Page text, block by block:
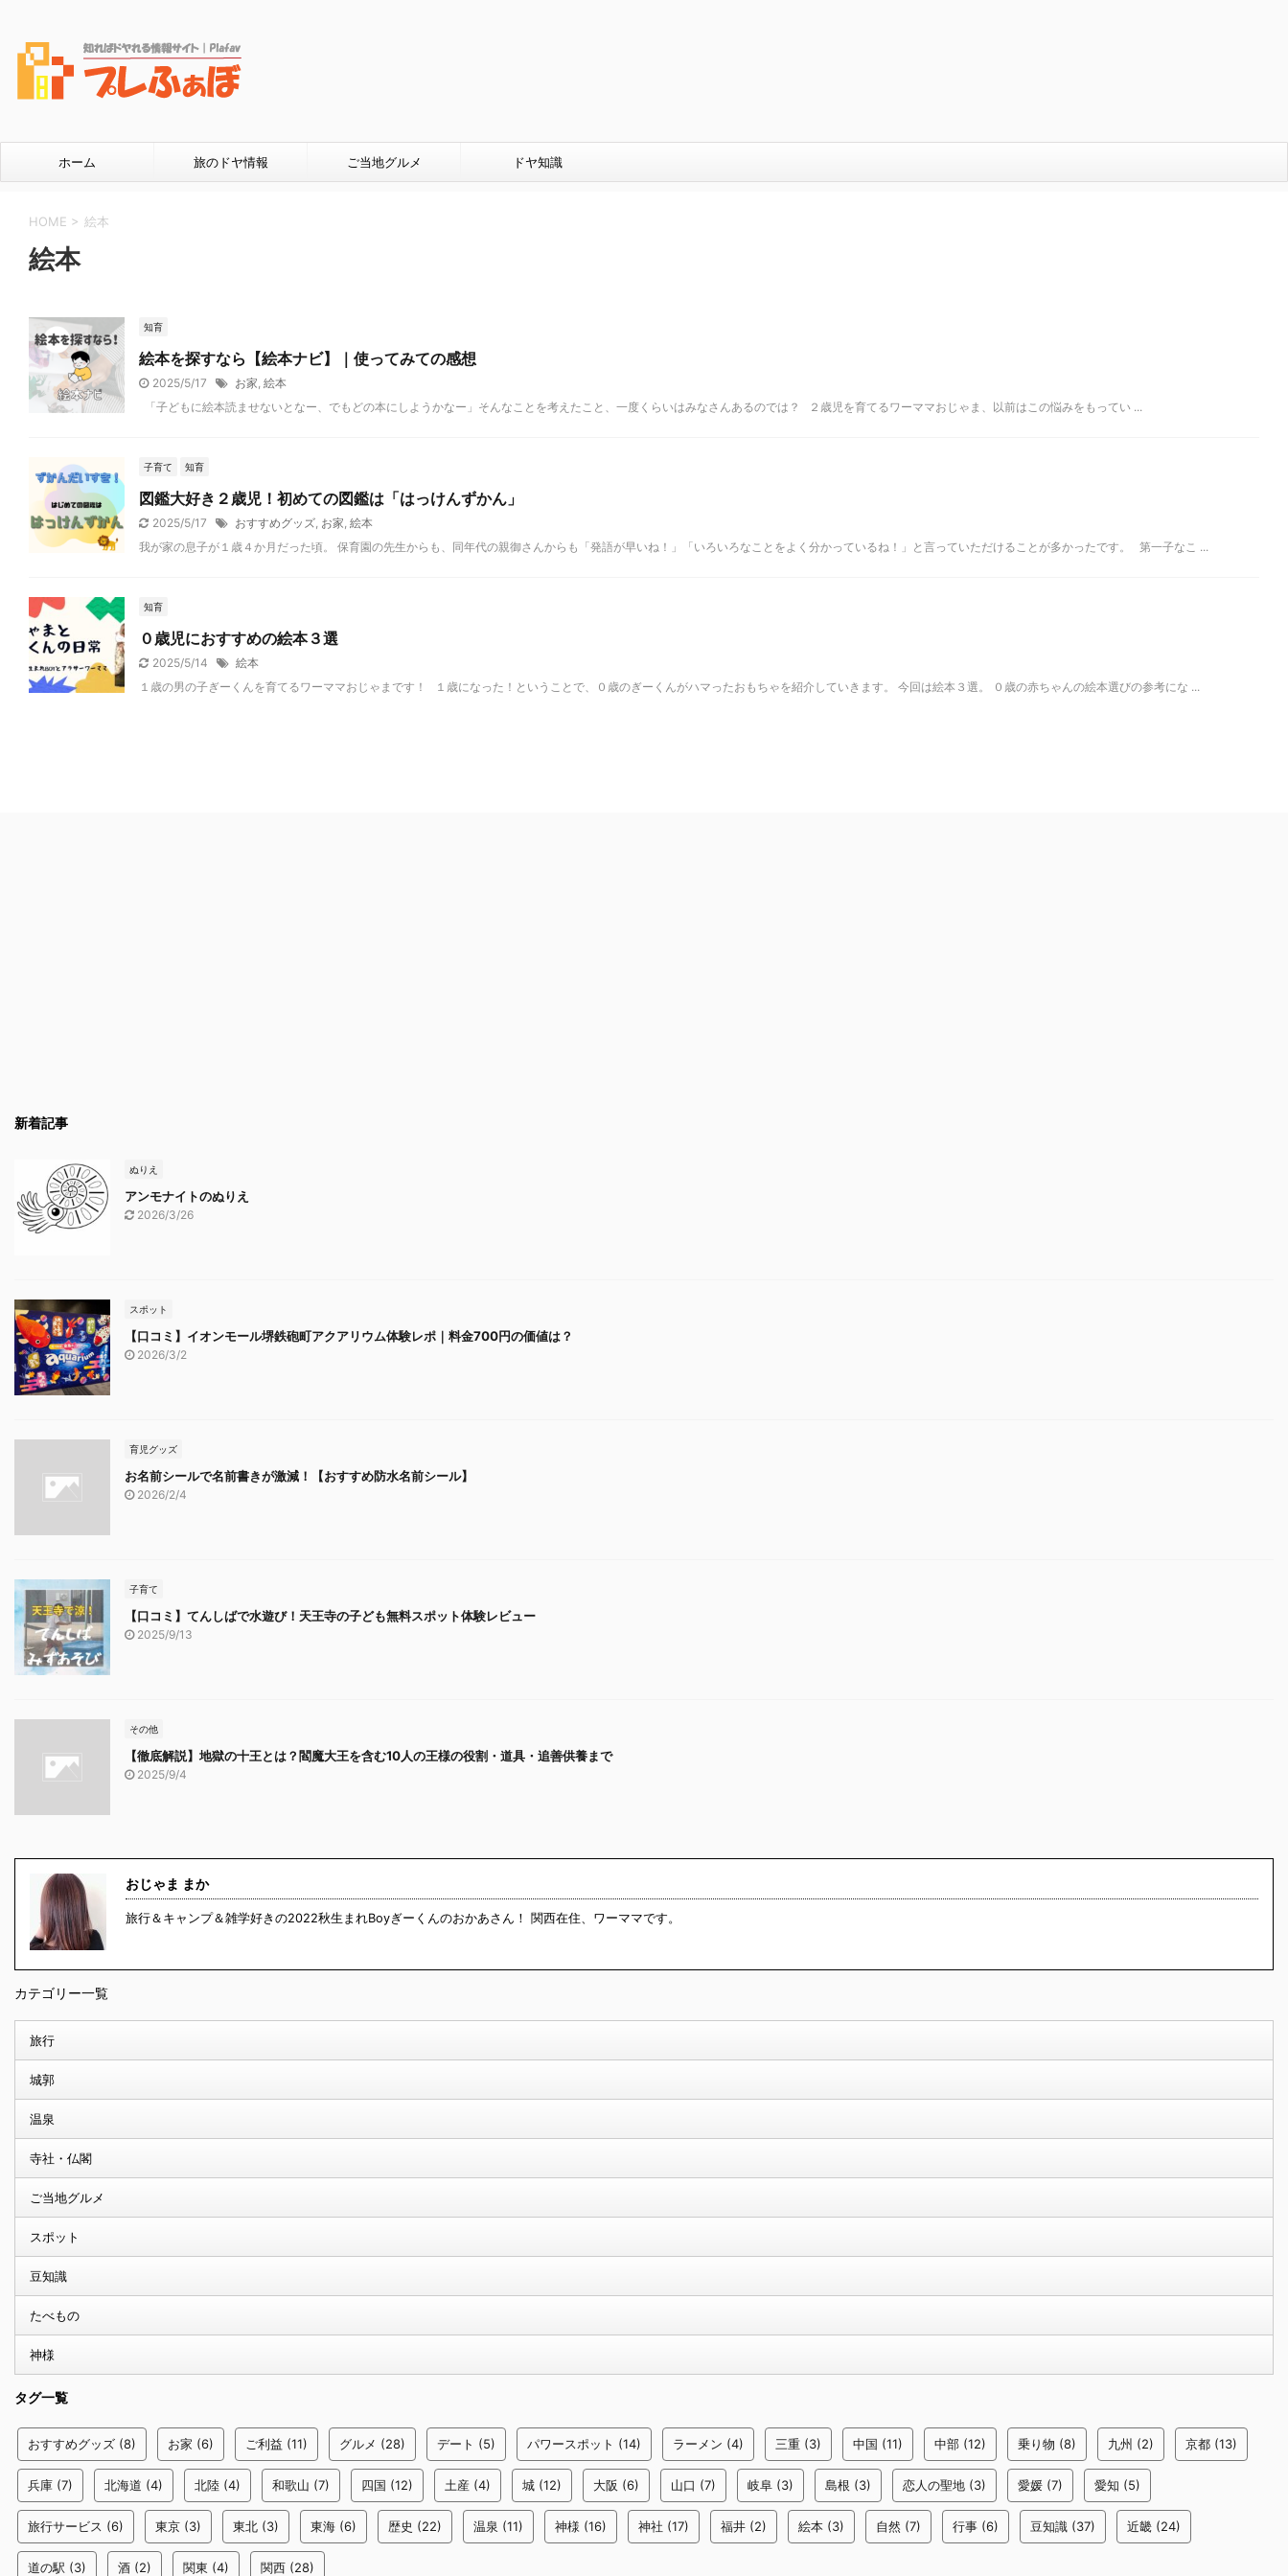
ホーム 旅のドヤ情報 ご当地グルメ ドヤ知識
HOME > 絵本
絵本
知育
絵本を探すなら【絵本ナビ】｜使ってみての感想
2025/5/17 お家, 絵本
「子どもに絵本読ませないとなー、でもどの本にしようかなー」そんなことを考えたこと、一度くらいはみなさんあるのでは？ ２歳児を育てるワーママおじゃま、以前はこの悩みをもってい ...
子育て 知育
図鑑大好き２歳児！初めての図鑑は「はっけんずかん」
2025/5/17 おすすめグッズ, お家, 絵本
我が家の息子が１歳４か月だった頃。 保育園の先生からも、同年代の親御さんからも「発語が早いね！」「いろいろなことをよく分かっているね！」と言っていただけることが多かったです。 第一子なこ ...
知育
０歳児におすすめの絵本３選
2025/5/14
絵本
１歳の男の子ぎーくんを育てるワーママおじゃまです！ １歳になった！ということで、０歳のぎーくんがハマったおもちゃを紹介していきます。 今回は絵本３選。 ０歳の赤ちゃんの絵本選びの参考にな ...
新着記事
ぬりえ
アンモナイトのぬりえ
2026/3/26
スポット
【口コミ】イオンモール堺鉄砲町アクアリウム体験レポ｜料金700円の価値は？
2026/3/2
育児グッズ
お名前シールで名前書きが激減！【おすすめ防水名前シール】
2026/2/4
子育て
【口コミ】てんしばで水遊び！天王寺の子ども無料スポット体験レビュー
2025/9/13
その他
【徹底解説】地獄の十王とは？閻魔大王を含む10人の王様の役割・道具・追善供養まで
2025/9/4
おじゃま まか
旅行＆キャンプ＆雑学好きの2022秋生まれBoyぎーくんのおかあさん！ 関西在住、ワーママです。
カテゴリー一覧
旅行
城郭
温泉
寺社・仏閣
ご当地グルメ
スポット
豆知識
たべもの
神様
タグ一覧
おすすめグッズ (8) お家 (6) ご利益 (11) グルメ (28) デート (5) パワースポット (14) ラーメン (4) 三重 (3) 中国 (11) 中部 (12) 乗り物 (8) 九州 (2) 京都 (13)
兵庫 (7) 北海道 (4) 北陸 (4) 和歌山 (7) 四国 (12) 土産 (4) 城 (12) 大阪 (6) 山口 (7) 岐阜 (3) 島根 (3) 恋人の聖地 (3) 愛媛 (7) 愛知 (5)
旅行サービス (6) 東京 (3) 東北 (3) 東海 (6) 歴史 (22) 温泉 (11) 神様 (16) 神社 (17) 福井 (2) 絵本 (3) 自然 (7) 行事 (6) 豆知識 (37) 近畿 (24)
道の駅 (3) 酒 (2) 関東 (4) 関西 (28)